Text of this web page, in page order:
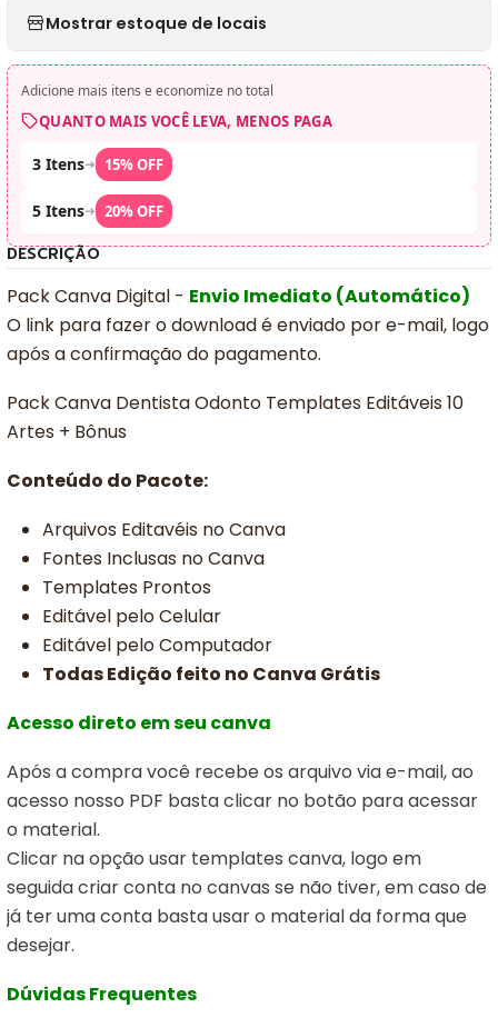
Mostrar estoque de locais
Adicione mais itens e economize no total
QUANTO MAIS VOCÊ LEVA, MENOS PAGA
3 Itens➜ 15% OFF
5 Itens➜ 20% OFF
DESCRIÇÃO
Pack Canva Digital - Envio Imediato (Automático)
O link para fazer o download é enviado por e-mail, logo
após a confirmação do pagamento.
Pack Canva Dentista Odonto Templates Editáveis 10
Artes + Bônus
Conteúdo do Pacote:
Arquivos Editavéis no Canva
Fontes Inclusas no Canva
Templates Prontos
Editável pelo Celular
Editável pelo Computador
Todas Edição feito no Canva Grátis
Acesso direto em seu canva
Após a compra você recebe os arquivo via e-mail, ao
acesso nosso PDF basta clicar no botão para acessar
o material.
Clicar na opção usar templates canva, logo em
seguida criar conta no canvas se não tiver, em caso de
já ter uma conta basta usar o material da forma que
desejar.
Dúvidas Frequentes